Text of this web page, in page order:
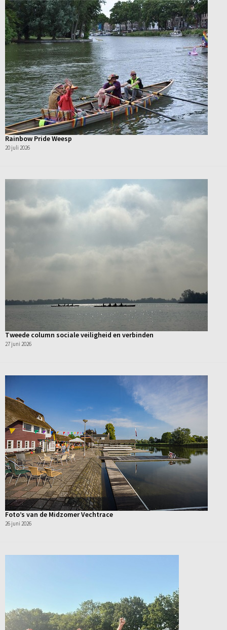
Rainbow Pride Weesp
20 juli 2026
Tweede column sociale veiligheid en verbinden
27 juni 2026
Foto’s van de Midzomer Vechtrace
26 juni 2026